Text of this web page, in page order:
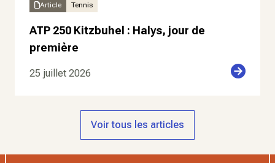
Article Tennis
ATP 250 Kitzbuhel : Halys, jour de
première
25 juillet 2026
Voir tous les articles